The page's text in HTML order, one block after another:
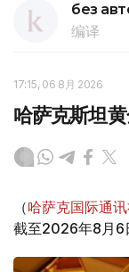
без
编译
17:15, 06 8月 2026
哈萨克斯坦
（哈萨克国际通
截至2026年8月6